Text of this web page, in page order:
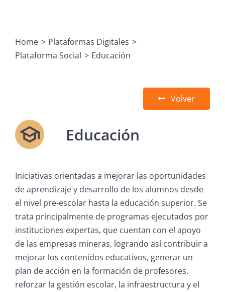
Home
Plataformas Digitales
Plataforma Social
Educación
Volver
Educación
Iniciativas orientadas a mejorar las oportunidades
de aprendizaje y desarrollo de los alumnos desde
el nivel pre-escolar hasta la educación superior. Se
trata principalmente de programas ejecutados por
instituciones expertas, que cuentan con el apoyo
de las empresas mineras, logrando así contribuir a
mejorar los contenidos educativos, generar un
plan de acción en la formación de profesores,
reforzar la gestión escolar, la infraestructura y el